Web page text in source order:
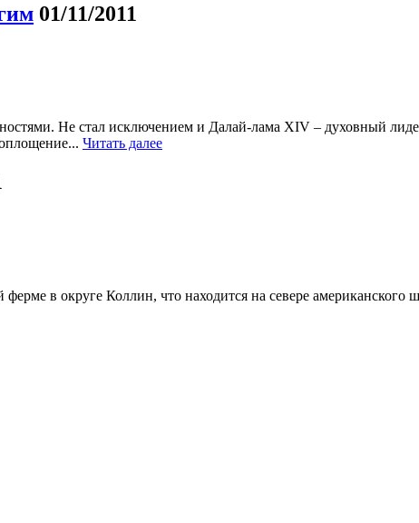
01/11/2011
Не стал исключением и Далай-лама XIV – духовный
Читать далее
в округе Коллин, что находится на севере американского